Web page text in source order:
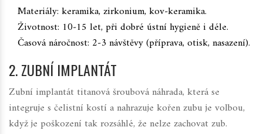
Materiály: keramika, zirkonium, kov‑keramika.
Životnost: 10‑15 let, při dobré ústní hygieně i déle.
Časová náročnost: 2‑3 návštěvy (příprava, otisk, nasazení).
2. ZUBNÍ IMPLANTÁT
Zubní implantát titanová šroubová náhrada, která se
integruje s čelistní kostí a nahrazuje kořen zubuje volbou,
když je poškození tak rozsáhlé, že nelze zachovat zub.